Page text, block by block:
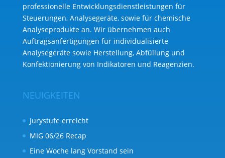
professionelle Entwicklungs­dienst­leistungen für
Steuerungen, Analysegeräte, sowie für chemische
Analyse­produkte an. Wir übernehmen auch
Auftragsanfertigungen für individualisierte
Analysegeräte sowie Herstellung, Abfüllung und
Konfektionierung von Indikatoren und Reagenzien.
NEUIGKEITEN
Jurystufe erreicht
MIG 06/26 Recap
Eine Woche lang Vorstand sein